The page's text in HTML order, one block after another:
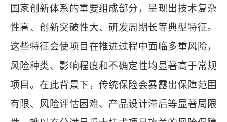
国家创新体系的重要组成部分，呈现出技术复杂
性高、创新突破性大、研发周期长等典型特征。
这些特征会使项目在推进过程中面临多重风险，
风险种类、影响程度和不确定性均显著高于常规
项目。在此背景下，传统保险会暴露出保障范围
有限、风险评估困难、产品设计滞后等显著局限